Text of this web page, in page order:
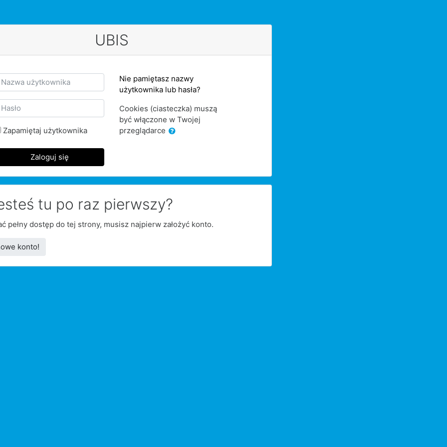
UBIS
użytkownika
Zapamiętaj użytkownika
Zaloguj się
Nie pamiętasz nazwy
użytkownika lub hasła?
Cookies (ciasteczka) muszą
być włączone w Twojej
przeglądarce
tu po raz pierwszy?
pełny dostęp do tej strony, musisz najpierw założyć konto.
konto!